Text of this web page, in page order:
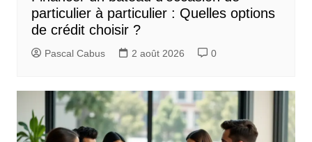
particulier à particulier : Quelles options
de crédit choisir ?
Pascal Cabus 2 août 2026 0